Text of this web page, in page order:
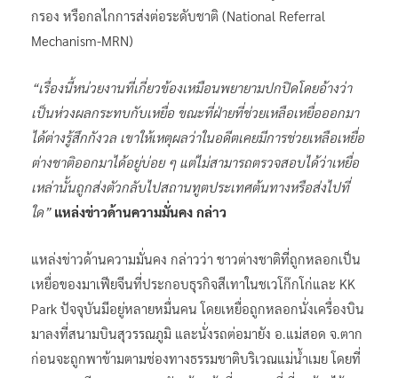
กรอง หรือกลไกการส่งต่อระดับชาติ (National Referral
Mechanism-MRN)
“เรื่องนี้หน่วยงานที่เกี่ยวข้องเหมือนพยายามปกปิดโดยอ้างว่า
เป็นห่วงผลกระทบกับเหยื่อ ขณะที่ฝ่ายที่ช่วยเหลือเหยื่อออกมา
ได้ต่างรู้สึกกังวล เขาให้เหตุผลว่าในอดีตเคยมีการช่วยเหลือเหยื่อ
ต่างชาติออกมาได้อยู่บ่อย ๆ แต่ไม่สามารถตรวจสอบได้ว่าเหยื่อ
เหล่านั้นถูกส่งตัวกลับไปสถานทูตประเทศต้นทางหรือส่งไปที่
ใด” แหล่งข่าวด้านความมั่นคง กล่าว
แหล่งข่าวด้านความมั่นคง กล่าวว่า ชาวต่างชาติที่ถูกหลอกเป็น
เหยื่อของมาเฟียจีนที่ประกอบธุรกิจสีเทาในชเวโก๊กโก่และ KK
Park ปัจจุบันมีอยู่หลายหมื่นคน โดยเหยื่อถูกหลอกนั่งเครื่องบิน
มาลงที่สนามบินสุวรรณภูมิ และนั่งรถต่อมายัง อ.แม่สอด จ.ตาก
ก่อนจะถูกพาข้ามตามช่องทางธรรมชาติบริเวณแม่น้ำเมย โดยที่